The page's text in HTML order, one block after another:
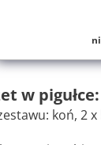
w pigułce:
koń, 2